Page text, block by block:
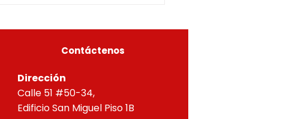
HORIZONTAL, correspondien
Contáctenos
Dirección
Calle 51 #50-34,
Edificio San Miguel Piso 1B